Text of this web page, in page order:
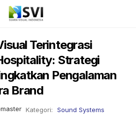
password to login.
Terintegrasi
Strategi
Pengalaman
Brand
Kategori: Sound Systems